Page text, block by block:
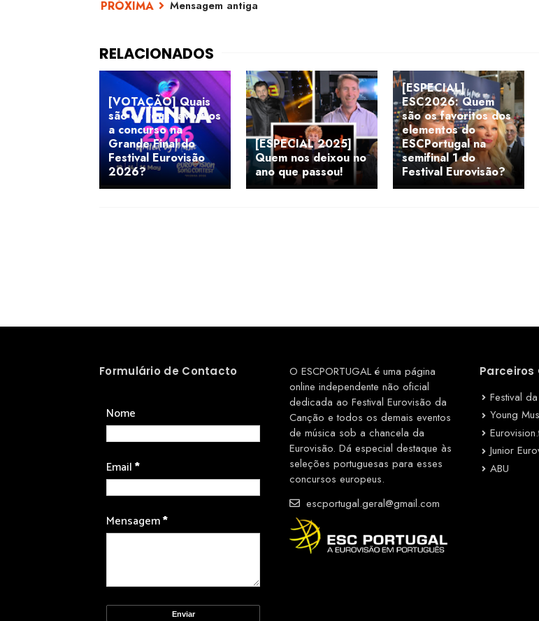
Mensagem antiga
[VOTAÇÃO] Quais
são os teus favoritos
a concurso na
Grande Final do
Festival Eurovisão
2026?
[ESPECIAL 2025]
Quem nos deixou no
ano que passou!
[ESPECIAL]
ESC2026: Quem
são os favoritos dos
elementos do
ESCPortugal na
semifinal 1 do
Festival Eurovisão?
Formulário de Contacto
Nome
Email*
Mensagem*
O ESCPORTUGAL é uma página
online independente não oficial
dedicada ao Festival Eurovisão da
Canção e todos os demais eventos
de música sob a chancela da
Eurovisão. Dá especial destaque às
seleções portuguesas para esses
concursos europeus.
escportugal.geral@gmail.com
Parceiros
Festival
Young
Junior
ABU